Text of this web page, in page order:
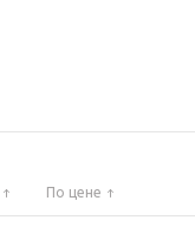
По цене